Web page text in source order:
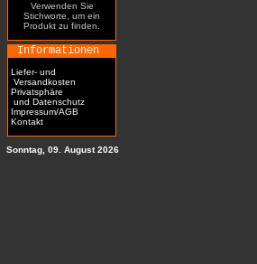
Verwenden Sie
Stichworte, um ein
Produkt zu finden.
Informationen
Liefer- und
Versandkosten
Privatsphäre
und Datenschutz
Impressum/AGB
Kontakt
Sonntag, 09. August 2026